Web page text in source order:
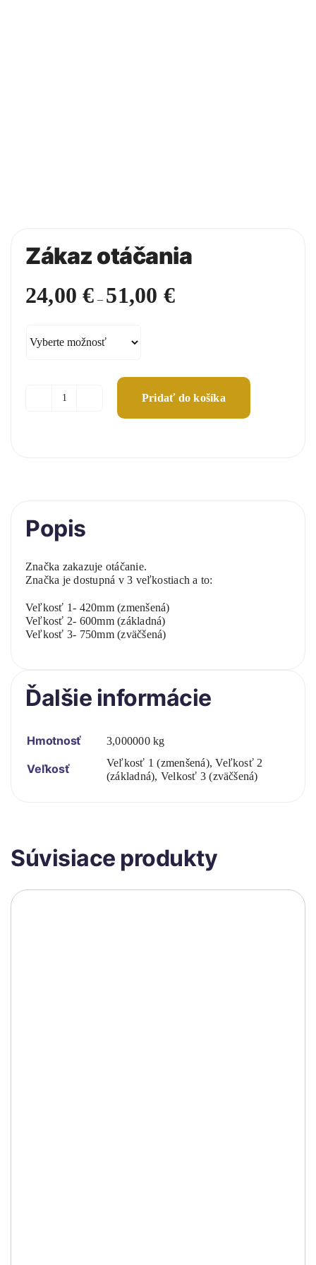
Zákaz otáčania
24,00€ – 51,00 €Price
range:
množstvo
Pridať do košíka
Popis
Značka zakazuje otáčanie.
Značka je dostupná v 3 veľkostiach a to:
Veľkosť 1- 420mm (zmenšená)
Veľkosť 2- 600mm (základná)
Veľkosť 3- 750mm (zväčšená)
Ďalšie informácie
Hmotnosť 3,000000 kg
Veľkosť
Veľkosť 1 (zmenšená), Veľkosť 2
(základná), Velkosť 3 (zväčšená)
Súvisiace produkty